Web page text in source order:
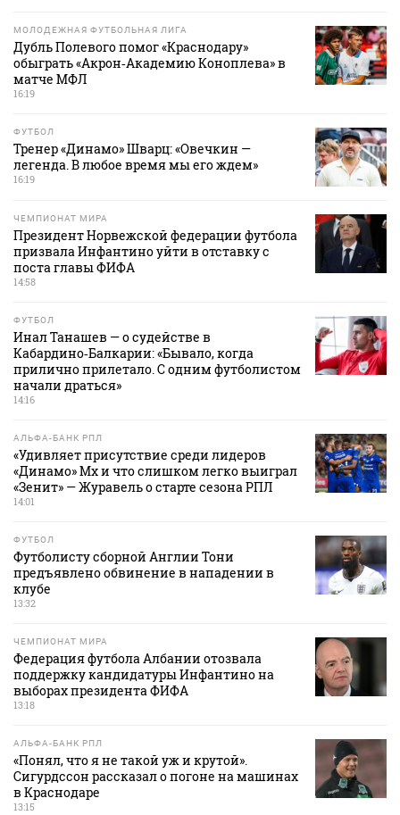
МОЛОДЕЖНАЯ ФУТБОЛЬНАЯ ЛИГА
Дубль Полевого помог «Краснодару»
обыграть «Акрон‑Академию Коноплева» в
матче МФЛ
16:19
ФУТБОЛ
Тренер «Динамо» Шварц: «Овечкин —
легенда. В любое время мы его ждем»
16:19
ЧЕМПИОНАТ МИРА
Президент Норвежской федерации футбола
призвала Инфантино уйти в отставку с
поста главы ФИФА
14:58
ФУТБОЛ
Инал Танашев — о судействе в
Кабардино‑Балкарии: «Бывало, когда
прилично прилетало. С одним футболистом
начали драться»
14:16
АЛЬФА-БАНК РПЛ
«Удивляет присутствие среди лидеров
«Динамо» Мх и что слишком легко выиграл
«Зенит» — Журавель о старте сезона РПЛ
14:01
ФУТБОЛ
Футболисту сборной Англии Тони
предъявлено обвинение в нападении в
клубе
13:32
ЧЕМПИОНАТ МИРА
Федерация футбола Албании отозвала
поддержку кандидатуры Инфантино на
выборах президента ФИФА
13:18
АЛЬФА-БАНК РПЛ
«Понял, что я не такой уж и крутой».
Сигурдссон рассказал о погоне на машинах
в Краснодаре
13:15